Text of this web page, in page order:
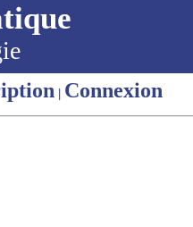
| Connexion